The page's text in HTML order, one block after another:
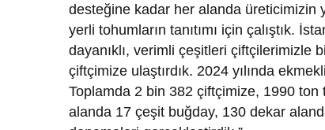
desteğine kadar her alanda üreticimizin
yerli tohumların tanıtımı için çalıştık.
dayanıklı, verimli çeşitleri çiftçilerimizle
çiftçimize ulaştırdık. 2024 yılında
Toplamda 2 bin 382 çiftçimize, 1990 ton
alanda 17 çeşit buğday, 130 dekar